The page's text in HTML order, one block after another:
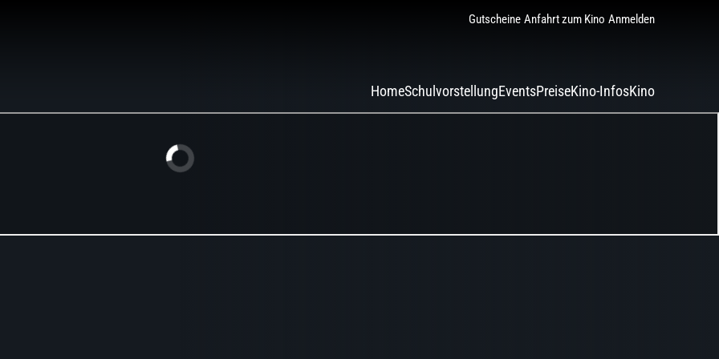
Gutscheine Anfahrt zum Kino Anmelden
HomeSchulvorstellungEventsPreiseKino-InfosKino